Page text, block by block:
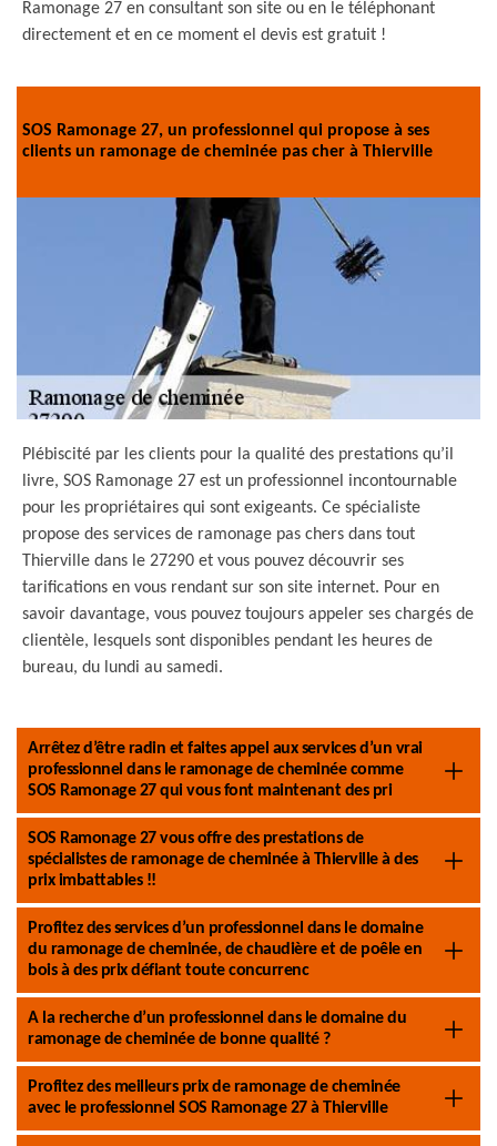
Ramonage 27 en consultant son site ou en le téléphonant
directement et en ce moment el devis est gratuit !
SOS Ramonage 27, un professionnel qui propose à ses
clients un ramonage de cheminée pas cher à Thierville
Plébiscité par les clients pour la qualité des prestations qu’il
livre, SOS Ramonage 27 est un professionnel incontournable
pour les propriétaires qui sont exigeants. Ce spécialiste
propose des services de ramonage pas chers dans tout
Thierville dans le 27290 et vous pouvez découvrir ses
tarifications en vous rendant sur son site internet. Pour en
savoir davantage, vous pouvez toujours appeler ses chargés de
clientèle, lesquels sont disponibles pendant les heures de
bureau, du lundi au samedi.
Arrêtez d’être radin et faites appel aux services d’un vrai
professionnel dans le ramonage de cheminée comme
SOS Ramonage 27 qui vous font maintenant des pri
SOS Ramonage 27 vous offre des prestations de
spécialistes de ramonage de cheminée à Thierville à des
prix imbattables !!
Profitez des services d’un professionnel dans le domaine
du ramonage de cheminée, de chaudière et de poêle en
bois à des prix défiant toute concurrenc
A la recherche d’un professionnel dans le domaine du
ramonage de cheminée de bonne qualité ?
Profitez des meilleurs prix de ramonage de cheminée
avec le professionnel SOS Ramonage 27 à Thierville